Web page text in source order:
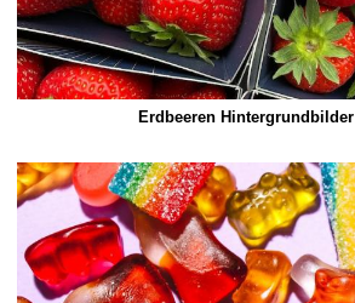
Erdbeeren Hintergrundbilder